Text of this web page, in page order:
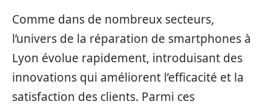
Comme dans de nombreux secteurs,
l’univers de la réparation de smartphones à
Lyon évolue rapidement, introduisant des
innovations qui améliorent l’efficacité et la
satisfaction des clients. Parmi ces